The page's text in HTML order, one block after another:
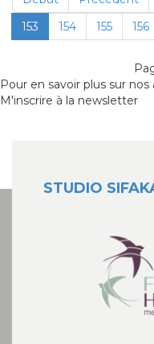
153
154 155 156
Pour en savoir plus sur
M'inscrire à la newsletter
STUDIO